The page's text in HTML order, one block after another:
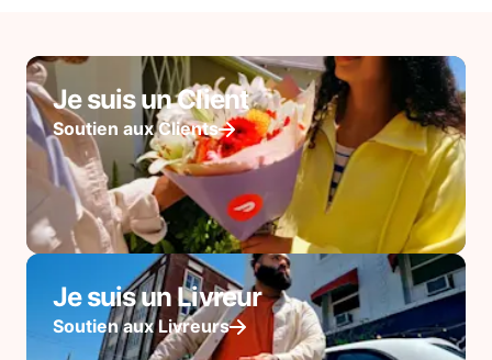
Je suis un Client
Soutien aux Clients
Je suis un Livreur
Soutien aux Livreurs